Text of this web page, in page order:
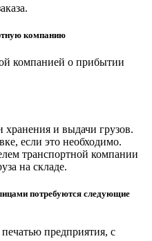
компанию
компанией о прибытии
хранения и выдачи грузов.
если это необходимо.
транспортной компании
на складе.
потребуются следующие
предприятия, с